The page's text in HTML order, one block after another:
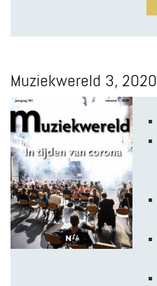
Muziekwereld 3, 2020